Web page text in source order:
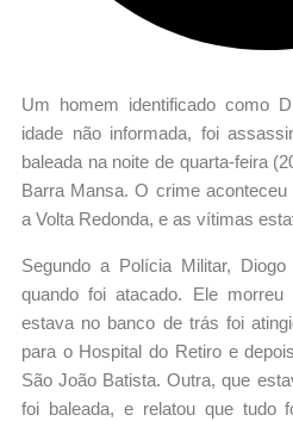
Um homem identificado como
idade não informada, foi
baleada na noite de quarta-feira
Barra Mansa. O crime
a Volta Redonda, e as vítimas
Segundo a Polícia Militar,
quando foi atacado. Ele
estava no banco de trás foi
para o Hospital do Retiro e
São João Batista. Outra, que
foi baleada, e relatou que tudo